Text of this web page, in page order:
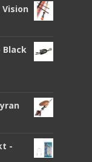
Vision
Black
-